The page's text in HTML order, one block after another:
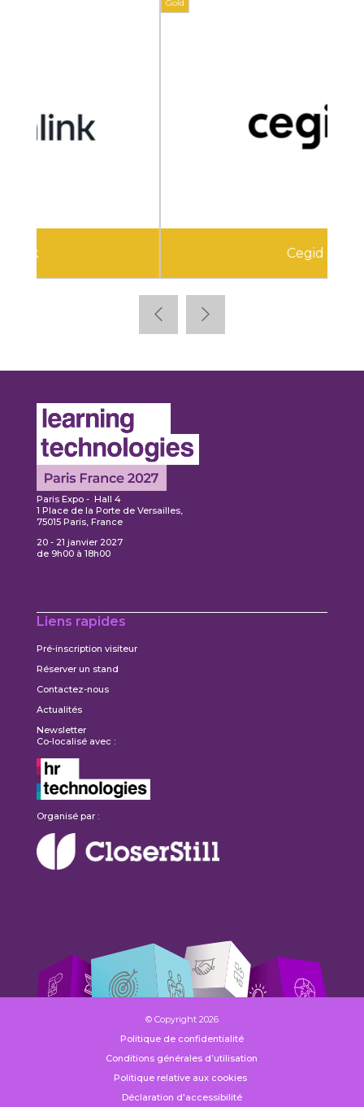
Paris Expo - Hall 4
1 Place de la Porte de Versailles,
75015 Paris, France
20 - 21 janvier 2027
de 9h00 à 18h00
Liens rapides
Pré-inscription visiteur
Réserver un stand
Contactez-nous
Actualités
Newsletter
Co-localisé avec :
Organisé par :
© Copyright 2026
Politique de confidentialité
Conditions générales d’utilisation
Politique relative aux cookies
Déclaration d'accessibilité